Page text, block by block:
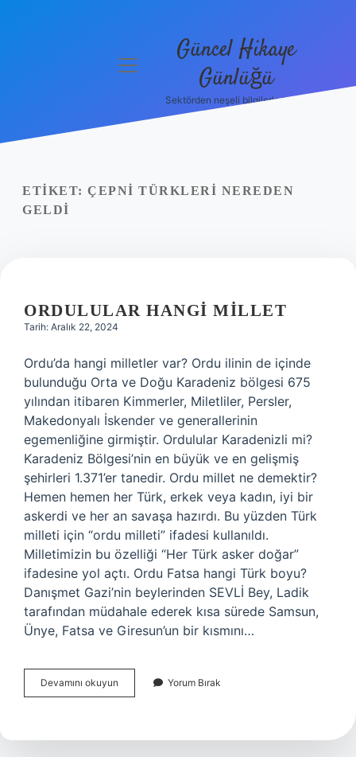
Yasal Uyarı
menüyü
Güncel Hikaye
Günlüğü
Sektörden neşeli bilgilerle tanış!
ETIKET: ÇEPNI TÜRKLERI NEREDEN
GELDI
ORDULULAR HANGI MILLET
Tarih: Aralık 22, 2024
Ordu’da hangi milletler var? Ordu ilinin de içinde
bulunduğu Orta ve Doğu Karadeniz bölgesi 675
yılından itibaren Kimmerler, Miletliler, Persler,
Makedonyalı İskender ve generallerinin
egemenliğine girmiştir. Ordulular Karadenizli mi?
Karadeniz Bölgesi’nin en büyük ve en gelişmiş
şehirleri 1.371’er tanedir. Ordu millet ne demektir?
Hemen hemen her Türk, erkek veya kadın, iyi bir
askerdi ve her an savaşa hazırdı. Bu yüzden Türk
milleti için “ordu milleti” ifadesi kullanıldı.
Milletimizin bu özelliği “Her Türk asker doğar”
ifadesine yol açtı. Ordu Fatsa hangi Türk boyu?
Danışmet Gazi’nin beylerinden SEVLİ Bey, Ladik
tarafından müdahale ederek kısa sürede Samsun,
Ünye, Fatsa ve Giresun’un bir kısmını…
Devamını okuyun Ordulular
Hangi
Yorum Bırak